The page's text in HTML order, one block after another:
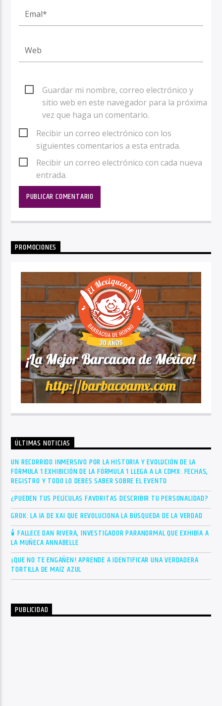
Guardar mi nombre, correo electrónico y
sitio web en este navegador para la próxima
vez que haga un comentario.
Recibir un correo electrónico con los
siguientes comentarios a esta entrada.
Recibir un correo electrónico con cada nueva
entrada.
PROMOCIONES
ÚLTIMAS NOTICIAS
UN RECORRIDO INMERSIVO POR LA HISTORIA Y EVOLUCIÓN DE LA
FÓRMULA 1 EXHIBICIÓN DE LA FÓRMULA 1 LLEGA A LA CDMX: FECHAS,
REGISTRO Y TODO LO DEBES SABER SOBRE EL EVENTO
¿PUEDEN TUS PELÍCULAS FAVORITAS DESCRIBIR TU PERSONALIDAD?
GROK: LA IA DE XAI QUE REVOLUCIONA LA BÚSQUEDA DE LA VERDAD
🕯 FALLECE DAN RIVERA, INVESTIGADOR PARANORMAL QUE EXHIBÍA A
LA MUÑECA ANNABELLE
¡QUE NO TE ENGAÑEN! APRENDE A IDENTIFICAR UNA VERDADERA
TORTILLA DE MAÍZ AZUL
PUBLICIDAD